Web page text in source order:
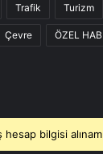
Trafik Turizm
Çevre ÖZEL
bilgisi